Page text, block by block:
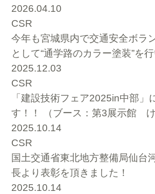
2026.04.10
CSR
今年も宮城県内で交通安全ボラ
として“通学路のカラー塗装”を
2025.12.03
CSR
「建設技術フェア2025in中部」
す！！ （ブース：第3展示館 け
2025.10.14
CSR
国土交通省東北地方整備局仙台
長より表彰を頂きました！
2025.10.14